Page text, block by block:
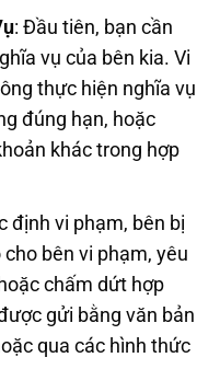
: Đầu tiên, bạn cần
vụ của bên kia. Vi
thực hiện nghĩa vụ
đúng hạn, hoặc
khác trong hợp
định vi phạm, bên bị
bên vi phạm, yêu
chấm dứt hợp
gửi bằng văn bản
qua các hình thức